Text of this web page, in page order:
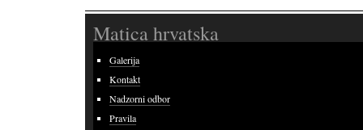
Matica hrvatska
Galerija
Kontakt
Nadzorni odbor
Pravila